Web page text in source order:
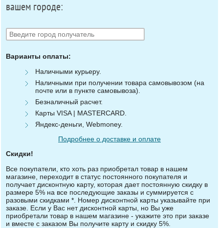
вашем городе:
Варианты оплаты:
Наличными курьеру.
Наличными при получении товара самовывозом (на
почте или в пункте самовывоза).
Безналичный расчет.
Карты VISA | MASTERCARD.
Яндекс-деньги, Webmoney.
Подробнее о доставке и оплате
Скидки!
Все покупатели, кто хоть раз приобретал товар в нашем
магазине, переходит в статус постоянного покупателя и
получает дисконтную карту, которая дает постоянную скидку в
размере 5% на все последующие заказы и суммируется с
разовыми скидками *. Номер дисконтной карты указывайте при
заказе. Если у Вас нет дисконтной карты, но Вы уже
приобретали товар в нашем магазине - укажите это при заказе
и вместе с заказом Вы получите карту и скидку 5%.